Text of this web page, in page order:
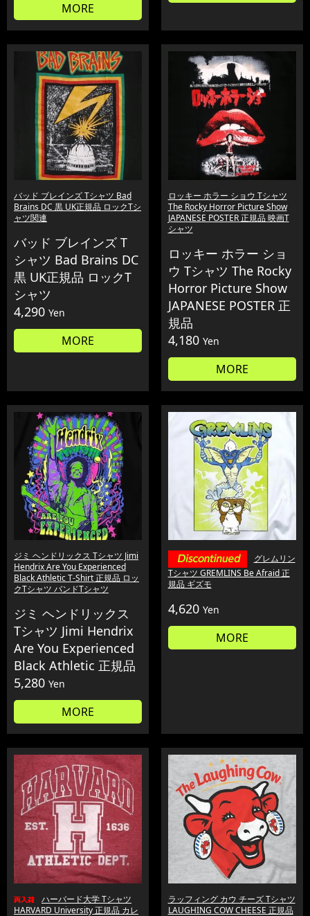
MORE
バッド ブレインズ Tシャツ Bad
Brains DC 黒 UK正規品 ロックTシ
ャツ関連
バッド ブレインズ T
シャツ Bad Brains DC
黒 UK正規品 ロックT
シャツ
4,290 Yen
MORE
ロッキー ホラー ショウ Tシャツ
The Rocky Horror Picture Show
JAPANESE POSTER 正規品 映画T
シャツ
ロッキー ホラー ショ
ウ Tシャツ The Rocky
Horror Picture Show
JAPANESE POSTER 正
規品
4,180 Yen
MORE
ジミ ヘンドリックス Tシャツ Jimi
Hendrix Are You Experienced
Black Athletic T-Shirt 正規品 ロッ
クTシャツ バンドTシャツ
ジミ ヘンドリックス
Tシャツ Jimi Hendrix
Are You Experienced
Black Athletic 正規品
5,280 Yen
MORE
グレムリン
Tシャツ GREMLINS Be Afraid 正
規品 ギズモ
4,620 Yen
MORE
ハーバード大学 Tシャツ
HARVARD University 正規品 カレ
ラッフィング カウ チーズ Tシャツ
LAUGHING COW CHEESE 正規品